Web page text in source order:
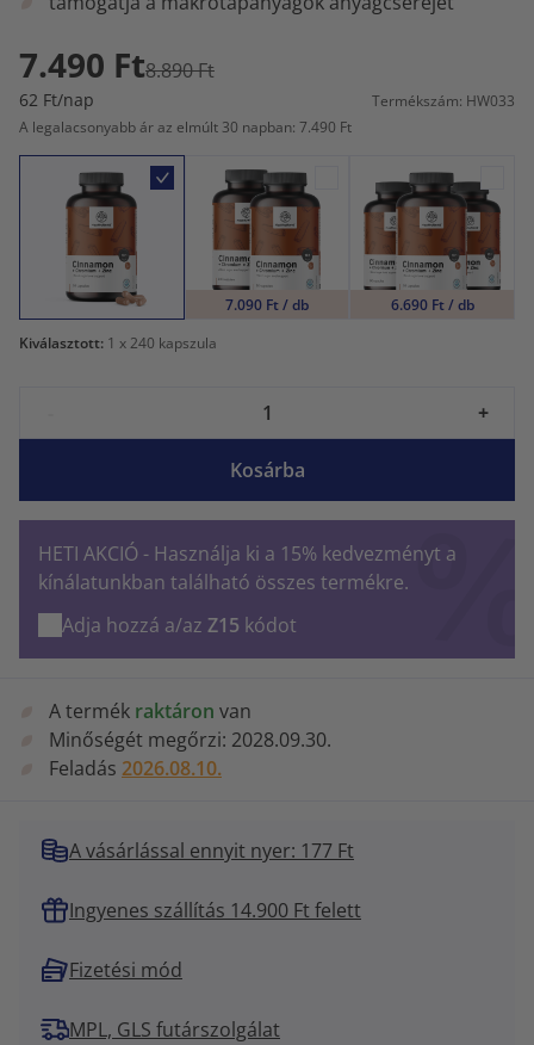
7.490 Ft8.890 Ft
62 Ft/nap
Termékszám: HW033
A legalacsonyabb ár az elmúlt 30 napban: 7.490 Ft
7.090 Ft / db
6.690 Ft / db
Kiválasztott: 1 x 240 kapszula
+
Kosárba
HETI AKCIÓ - Használja ki a 15% kedvezményt a
kínálatunkban található összes termékre.
Adja hozzá a/az Z15 kódot
A termék raktáron van
Minőségét megőrzi: 2028.09.30.
Feladás 2026.08.10.
A vásárlással ennyit nyer: 177 Ft
Ingyenes szállítás 14.900 Ft felett
Fizetési mód
MPL, GLS futárszolgálat